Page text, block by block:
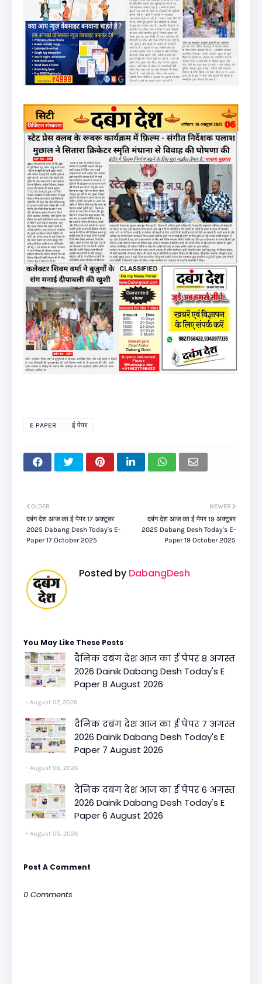
E PAPER ई पेपर
NEWER
दबंग देश आज का ई पेपर 19 अक्टूबर
2025 Dabang Desh Today's E-
Paper 19 October 2025
OLDER
दबंग देश आज का ई पेपर 17 अक्टूबर
2025 Dabang Desh Today's E-
Paper 17 October 2025
Posted by DabangDesh
You May Like These Posts
दैनिक दबंग देश आज का ई पेपर 8 अगस्त
2026 Dainik Dabang Desh Today's E
Paper 8 August 2026
August 07, 2026
दैनिक दबंग देश आज का ई पेपर 7 अगस्त
2026 Dainik Dabang Desh Today's E
Paper 7 August 2026
August 06, 2026
दैनिक दबंग देश आज का ई पेपर 6 अगस्त
2026 Dainik Dabang Desh Today's E
Paper 6 August 2026
August 05, 2026
Post A Comment
0 Comments